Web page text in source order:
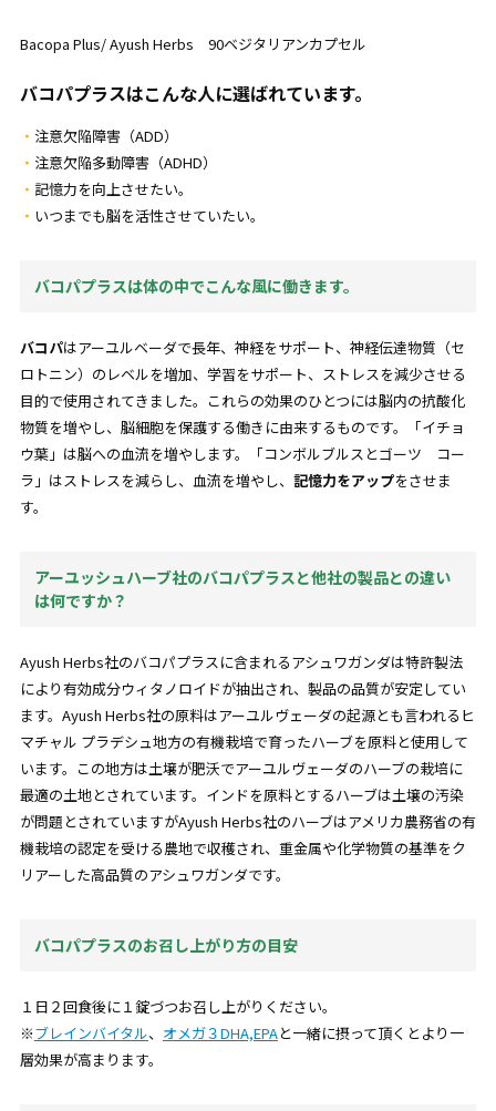
Bacopa Plus/ Ayush Herbs 90ベジタリアンカプセル
バコパプラスはこんな人に選ばれています。
注意欠陥障害（ADD）
注意欠陥多動障害（ADHD）
記憶力を向上させたい。
いつまでも脳を活性させていたい。
バコパプラスは体の中でこんな風に働きます。
バコパはアーユルベーダで長年、神経をサポート、神経伝達物質（セ
ロトニン）のレベルを増加、学習をサポート、ストレスを減少させる
目的で使用されてきました。これらの効果のひとつには脳内の抗酸化
物質を増やし、脳細胞を保護する働きに由来するものです。「イチョ
ウ葉」は脳への血流を増やします。「コンボルブルスとゴーツ コー
ラ」はストレスを減らし、血流を増やし、 記憶力をアップをさせま
す。
アーユッシュハーブ社のバコパプラスと他社の製品との違い
は何ですか？
Ayush Herbs社のバコパプラスに含まれるアシュワガンダは特許製法
により有効成分ウィタノロイドが抽出され、製品の品質が安定してい
ます。Ayush Herbs社の原料はアーユルヴェーダの起源とも言われるヒ
マチャル プラデシュ地方の有機栽培で育ったハーブを原料と使用して
います。この地方は土壌が肥沃でアーユルヴェーダのハーブの栽培に
最適の土地とされています。インドを原料とするハーブは土壌の汚染
が問題とされていますがAyush Herbs社のハーブはアメリカ農務省の有
機栽培の認定を受ける農地で収穫され、重金属や化学物質の基準をク
リアーした高品質のアシュワガンダです。
バコパプラスのお召し上がり方の目安
１日２回食後に１錠づつお召し上がりください。
※ブレインバイタル、 オメガ３DHA,EPAと一緒に摂って頂くとより一
層効果が高まります。